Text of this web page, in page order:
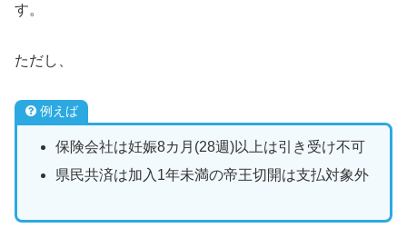
す。
ただし、
例えば
保険会社は妊娠8カ月(28週)以上は引き受け不可
県民共済は加入1年未満の帝王切開は支払対象外